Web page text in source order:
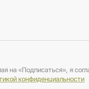
на «Подписаться», я
конфиденциальности